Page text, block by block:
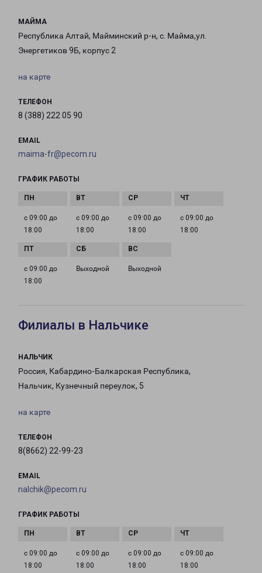
МАЙМА
Республика Алтай, Майминский р-н, с. Майма,ул.
Энергетиков 9Б, корпус 2
на карте
ТЕЛЕФОН
8 (388) 222 05 90
EMAIL
maima-fr@pecom.ru
ГРАФИК РАБОТЫ
с 09:00 до
18:00
с 09:00 до
18:00
с 09:00 до
18:00
с 09:00 до
18:00
с 09:00 до
18:00
Выходной Выходной
Филиалы в Нальчике
НАЛЬЧИК
Россия, Кабардино-Балкарская Республика,
Нальчик, Кузнечный переулок, 5
на карте
ТЕЛЕФОН
8(8662) 22-99-23
EMAIL
nalchik@pecom.ru
ГРАФИК РАБОТЫ
с 09:00 до
18:00
с 09:00 до
18:00
с 09:00 до
18:00
с 09:00 до
18:00